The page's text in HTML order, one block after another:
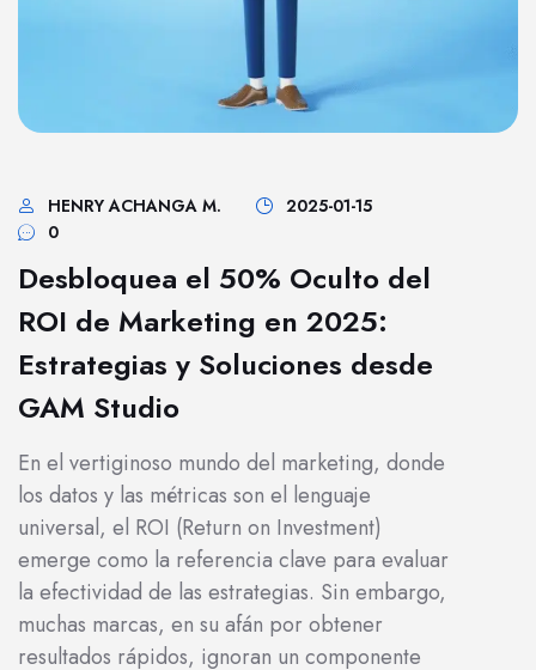
HENRY ACHANGA M.
2025-01-15
0
Desbloquea el 50% Oculto del
ROI de Marketing en 2025:
Estrategias y Soluciones desde
GAM Studio
En el vertiginoso mundo del marketing, donde
los datos y las métricas son el lenguaje
universal, el ROI (Return on Investment)
emerge como la referencia clave para evaluar
la efectividad de las estrategias. Sin embargo,
muchas marcas, en su afán por obtener
resultados rápidos, ignoran un componente